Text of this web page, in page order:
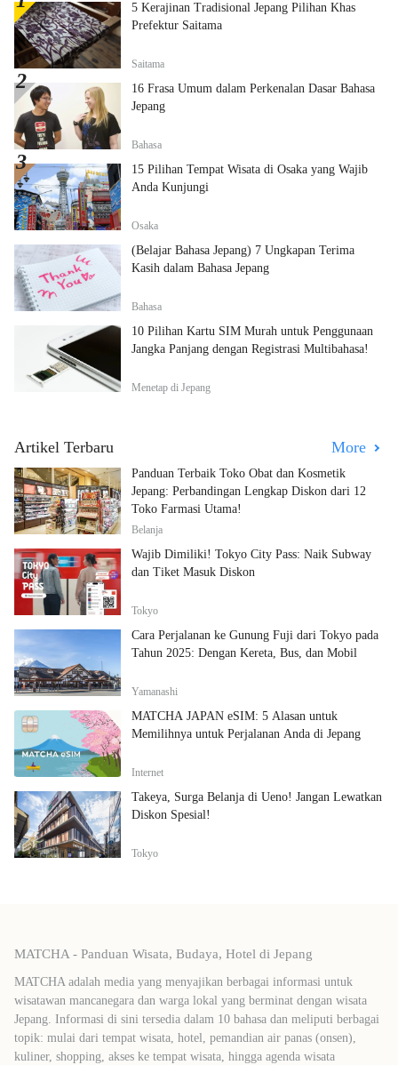
5 Kerajinan Tradisional Jepang Pilihan Khas
Prefektur Saitama
Saitama
16 Frasa Umum dalam Perkenalan Dasar Bahasa
Jepang
Bahasa
15 Pilihan Tempat Wisata di Osaka yang Wajib
Anda Kunjungi
Osaka
(Belajar Bahasa Jepang) 7 Ungkapan Terima
Kasih dalam Bahasa Jepang
Bahasa
10 Pilihan Kartu SIM Murah untuk Penggunaan
Jangka Panjang dengan Registrasi Multibahasa!
Menetap di Jepang
Artikel Terbaru More
Panduan Terbaik Toko Obat dan Kosmetik
Jepang: Perbandingan Lengkap Diskon dari 12
Toko Farmasi Utama!
Belanja
Wajib Dimiliki! Tokyo City Pass: Naik Subway
dan Tiket Masuk Diskon
Tokyo
Cara Perjalanan ke Gunung Fuji dari Tokyo pada
Tahun 2025: Dengan Kereta, Bus, dan Mobil
Yamanashi
MATCHA JAPAN eSIM: 5 Alasan untuk
Memilihnya untuk Perjalanan Anda di Jepang
Internet
Takeya, Surga Belanja di Ueno! Jangan Lewatkan
Diskon Spesial!
Tokyo
MATCHA - Panduan Wisata, Budaya, Hotel di Jepang
MATCHA adalah media yang menyajikan berbagai informasi untuk
wisatawan mancanegara dan warga lokal yang berminat dengan wisata
Jepang. Informasi di sini tersedia dalam 10 bahasa dan meliputi berbagai
topik: mulai dari tempat wisata, hotel, pemandian air panas (onsen),
kuliner, shopping, akses ke tempat wisata, hingga agenda wisata